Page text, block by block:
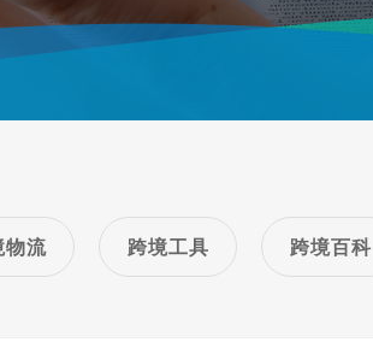
物流 跨境工具 跨境百科